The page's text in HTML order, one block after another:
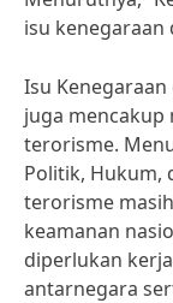
isu kenegaraan
Isu
juga mencakup
terorisme.
Politik, Hukum,
terorisme
keamanan
diperlukan
antarnegara